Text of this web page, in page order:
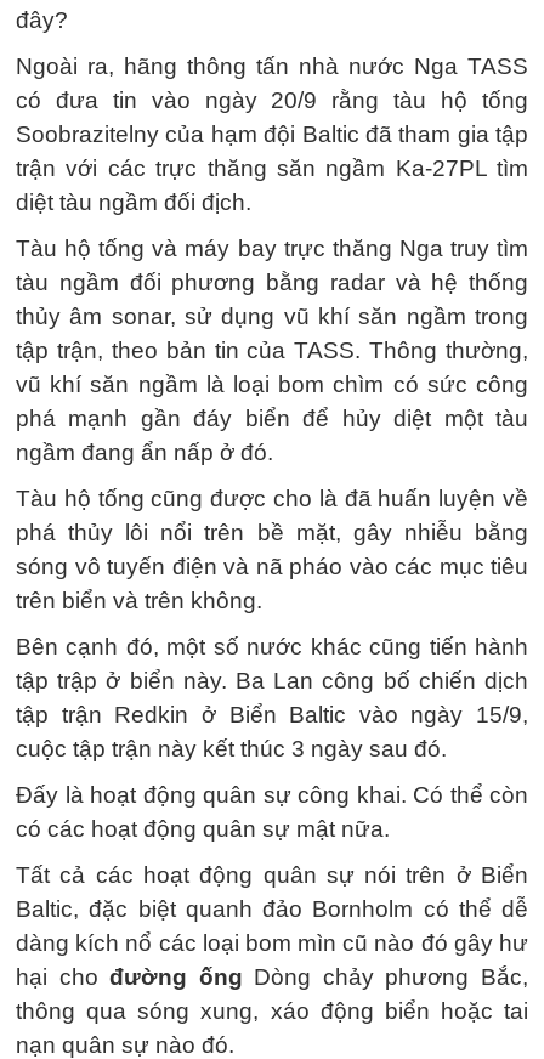
đây?
Ngoài ra, hãng thông tấn nhà nước Nga TASS
có đưa tin vào ngày 20/9 rằng tàu hộ tống
Soobrazitelny của hạm đội Baltic đã tham gia tập
trận với các trực thăng săn ngầm Ka-27PL tìm
diệt tàu ngầm đối địch.
Tàu hộ tống và máy bay trực thăng Nga truy tìm
tàu ngầm đối phương bằng radar và hệ thống
thủy âm sonar, sử dụng vũ khí săn ngầm trong
tập trận, theo bản tin của TASS. Thông thường,
vũ khí săn ngầm là loại bom chìm có sức công
phá mạnh gần đáy biển để hủy diệt một tàu
ngầm đang ẩn nấp ở đó.
Tàu hộ tống cũng được cho là đã huấn luyện về
phá thủy lôi nổi trên bề mặt, gây nhiễu bằng
sóng vô tuyến điện và nã pháo vào các mục tiêu
trên biển và trên không.
Bên cạnh đó, một số nước khác cũng tiến hành
tập trập ở biển này. Ba Lan công bố chiến dịch
tập trận Redkin ở Biển Baltic vào ngày 15/9,
cuộc tập trận này kết thúc 3 ngày sau đó.
Đấy là hoạt động quân sự công khai. Có thể còn
có các hoạt động quân sự mật nữa.
Tất cả các hoạt động quân sự nói trên ở Biển
Baltic, đặc biệt quanh đảo Bornholm có thể dễ
dàng kích nổ các loại bom mìn cũ nào đó gây hư
hại chođường ống Dòng chảy phương Bắc,
thông qua sóng xung, xáo động biển hoặc tai
nạn quân sự nào đó.